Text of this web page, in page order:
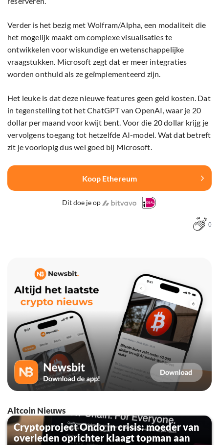
Verder is het bezig met Wolfram/Alpha, een modaliteit die
het mogelijk maakt om complexe visualisaties te
ontwikkelen voor wiskundige en wetenschappelijke
vraagstukken. Microsoft zegt dat er meer integraties
worden onthuld als ze geïmplementeerd zijn.
Het leuke is dat deze nieuwe features geen geld kosten. Dat
in tegenstelling tot het ChatGPT van OpenAI, waar je 20
dollar per maand voor kwijt bent. Voor die 20 dollar krijg je
vervolgens toegang tot hetzelfde AI-model. Wat dat betreft
zit je voorlopig dus wel goed bij Microsoft.
Koop Ethereum
Dit doe je op
0
Altcoin Nieuws
Cryptoproject Ondo in crisis: moeder van
overleden oprichter klaagt topman aan